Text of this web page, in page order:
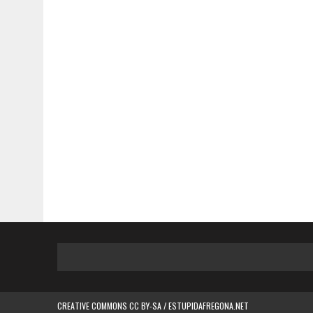
CREATIVE COMMONS CC BY-SA / ESTUPIDAFREGONA.NET